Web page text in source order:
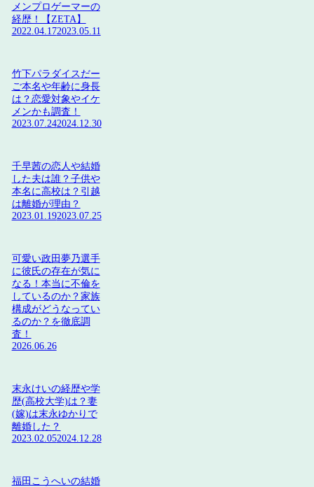
メンプロゲーマーの
経歴！【ZETA】
2022.04.172023.05.11
竹下パラダイスだー
ご本名や年齢に身長
は？恋愛対象やイケ
メンかも調査！
2023.07.242024.12.30
千早茜の恋人や結婚
した夫は誰？子供や
本名に高校は？引越
は離婚が理由？
2023.01.192023.07.25
可愛い政田夢乃選手
に彼氏の存在が気に
なる！本当に不倫を
しているのか？家族
構成がどうなってい
るのか？を徹底調
査！
2026.06.26
末永けいの経歴や学
歴(高校大学)は？妻
(嫁)は末永ゆかりで
離婚した？
2023.02.052024.12.28
福田こうへいの結婚